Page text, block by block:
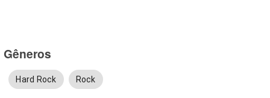
Gêneros
Hard Rock Rock